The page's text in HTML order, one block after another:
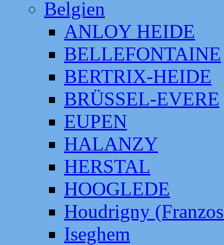
Belgien
ANLOY HEIDE
BELLEFONTAINE
BERTRIX-HEIDE
BRÜSSEL-EVERE
EUPEN
HALANZY
HERSTAL
HOOGLEDE
Houdrigny
Iseghem